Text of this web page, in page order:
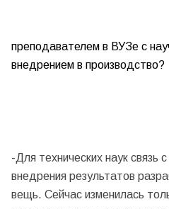
преподавателем в ВУЗе с
внедрением в производство?
-Для технических наук связь
внедрения результатов
вещь. Сейчас изменилась